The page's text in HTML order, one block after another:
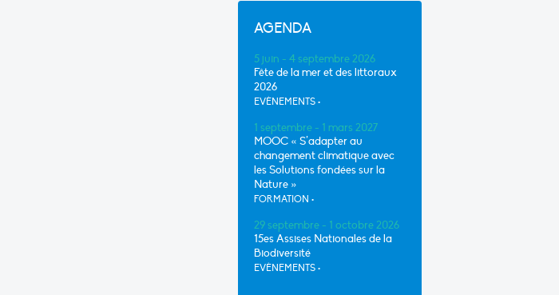
AGENDA
5 juin - 4 septembre 2026
Fête de la mer et des littoraux
2026
EVÈNEMENTS •
1 septembre - 1 mars 2027
MOOC « S’adapter au
changement climatique avec
les Solutions fondées sur la
Nature »
FORMATION •
29 septembre - 1 octobre 2026
15es Assises Nationales de la
Biodiversité
EVÈNEMENTS •